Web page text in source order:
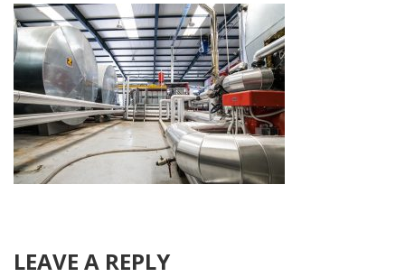
aliagas-thessaloniki-asfaltos-4
LEAVE A REPLY